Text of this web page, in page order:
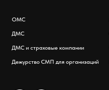
ОМС
ДМС
ДМС и страховые компании
Дежурство СМП для организаций